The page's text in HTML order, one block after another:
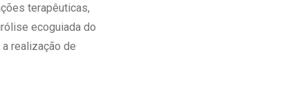
terapêuticas,
ecoguiada do
realização de